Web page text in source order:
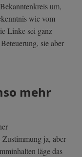
um,
wie vom
Linke sei ganz
sie aber
mehr
ja, aber
läge das